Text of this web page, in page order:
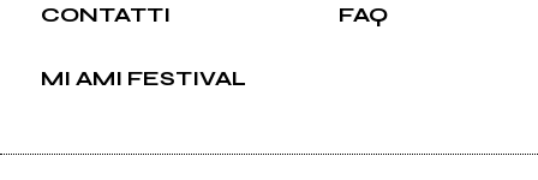
CONTATTI FAQ
MI AMI FESTIVAL